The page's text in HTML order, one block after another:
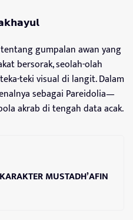
gumpalan awan yang
bersorak, seolah-olah
teki visual di langit. Dalam
sebagai Pareidolia—
akrab di tengah data acak.
MUSTADH’AFIN